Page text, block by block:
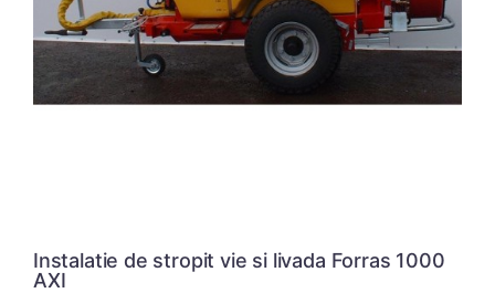
Instalatie de stropit vie si livada Forras 1000
AXI